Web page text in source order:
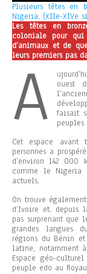
Plusieurs têtes en
Nigeria, (XIIe-XIVe
Les têtes en
coloniale pour qui
d’animaux et de
leurs premiers pas
A
ouest
faisait
peuples
Cet espace
personnes a
d’environ 142 000
comme le Nigeria
actuels.
On trouve
d’Ivoire et, depuis
pas surprenant que
grandes langues
régions du Bénin
latine, notamment à
Espace géo-
peuple edo au